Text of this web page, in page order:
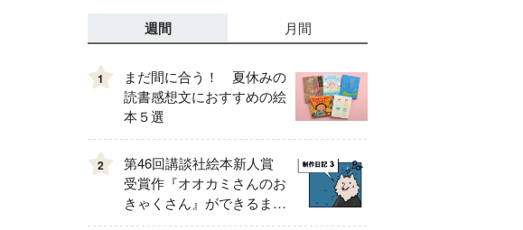
週間 月間
1
まだ間に合う！ 夏休みの
読書感想文におすすめの絵
本５選
2
第46回講談社絵本新人賞
受賞作『オオカミさんのお
きゃくさん』ができるまで
③